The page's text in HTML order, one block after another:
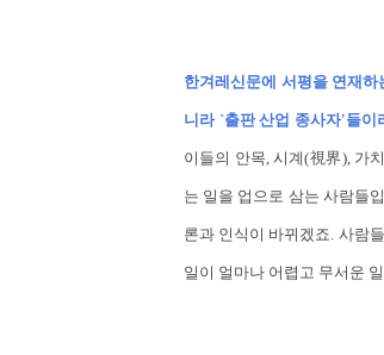
한겨레신문에 서평을 연재
니라 `출판 산업 종사자'들이
이들의 안목, 시계(視界), 가
는 일을 업으로 삼는 사람들
론과 인식이 바뀌겠죠. 사람
일이 얼마나 어렵고 무서운